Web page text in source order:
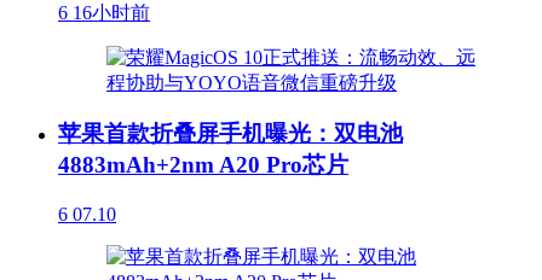
6 16小时前
苹果首款折叠屏手机曝光：双电池
4883mAh+2nm A20 Pro芯片
6 07.10